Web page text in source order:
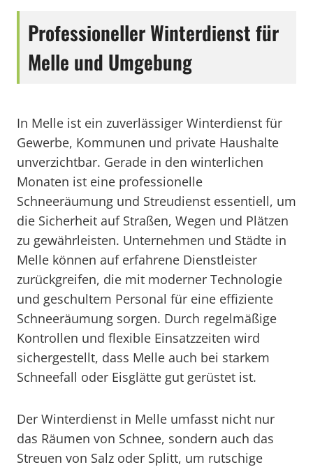
Professioneller Winterdienst für
Melle und Umgebung
In Melle ist ein zuverlässiger Winterdienst für
Gewerbe, Kommunen und private Haushalte
unverzichtbar. Gerade in den winterlichen
Monaten ist eine professionelle
Schneeräumung und Streudienst essentiell, um
die Sicherheit auf Straßen, Wegen und Plätzen
zu gewährleisten. Unternehmen und Städte in
Melle können auf erfahrene Dienstleister
zurückgreifen, die mit moderner Technologie
und geschultem Personal für eine effiziente
Schneeräumung sorgen. Durch regelmäßige
Kontrollen und flexible Einsatzzeiten wird
sichergestellt, dass Melle auch bei starkem
Schneefall oder Eisglätte gut gerüstet ist.
Der Winterdienst in Melle umfasst nicht nur
das Räumen von Schnee, sondern auch das
Streuen von Salz oder Splitt, um rutschige